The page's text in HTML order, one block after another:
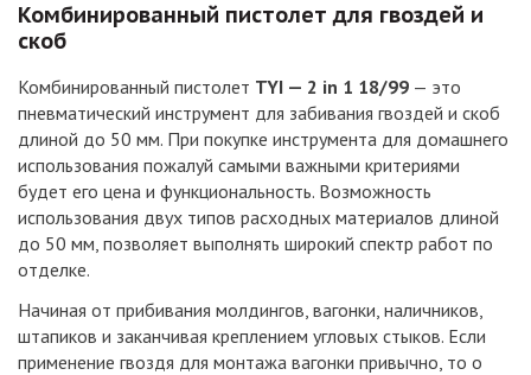
Комбинированный пистолет для гвоздей и
скоб
Комбинированный пистолет TYI — 2 in 1 18/99 — это
пневматический инструмент для забивания гвоздей и скоб
длиной до 50 мм. При покупке инструмента для домашнего
использования пожалуй самыми важными критериями
будет его цена и функциональность. Возможность
использования двух типов расходных материалов длиной
до 50 мм, позволяет выполнять широкий спектр работ по
отделке.
Начиная от прибивания молдингов, вагонки, наличников,
штапиков и заканчивая креплением угловых стыков. Если
применение гвоздя для монтажа вагонки привычно, то о